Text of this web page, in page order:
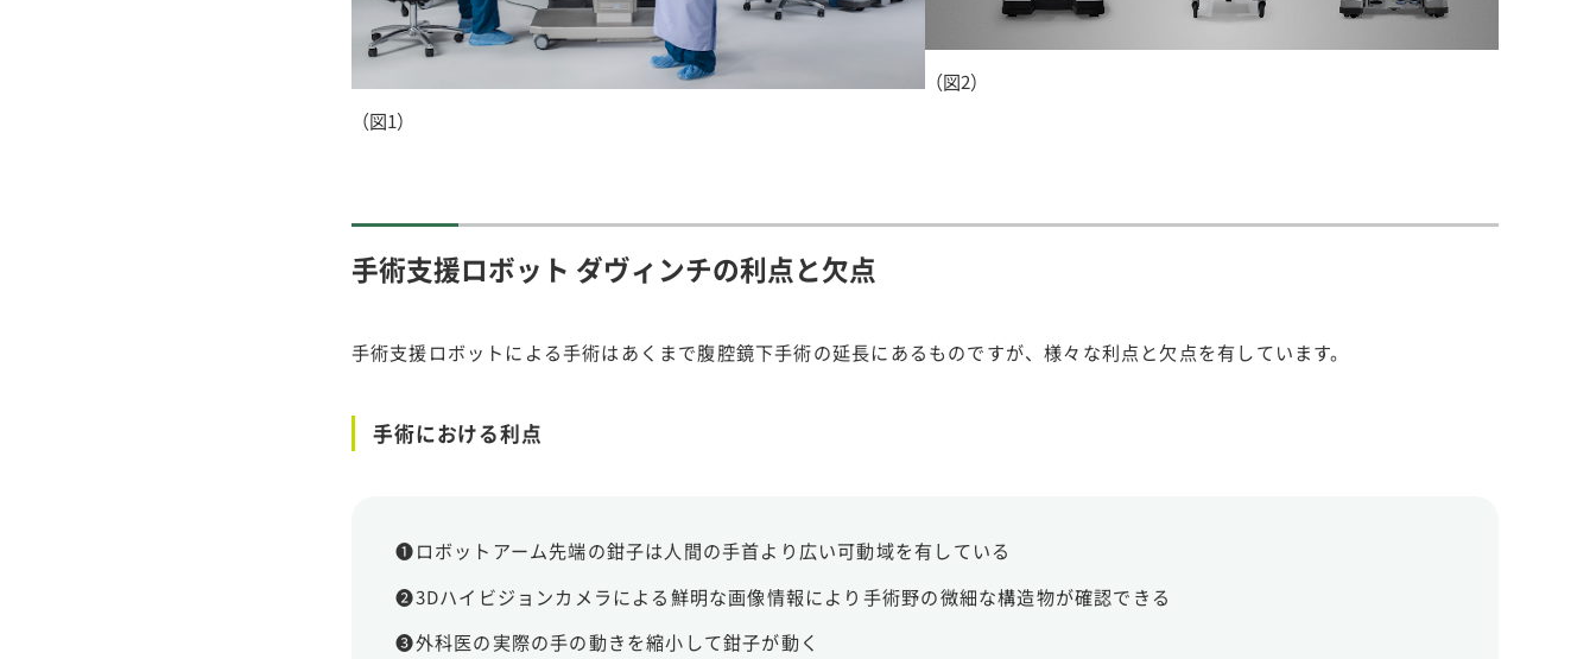
（図1）
（図2）
手術支援ロボット ダヴィンチの利点と欠点
手術支援ロボットによる手術はあくまで腹腔鏡下手術の延長にあるものですが、様々な利点と欠点を有しています。
手術における利点
❶ロボットアーム先端の鉗子は人間の手首より広い可動域を有している
❷3Dハイビジョンカメラによる鮮明な画像情報により手術野の微細な構造物が確認できる
❸外科医の実際の手の動きを縮小して鉗子が動く